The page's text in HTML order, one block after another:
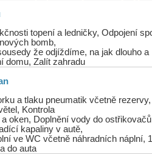
topení a ledničky, Odpojení
bomb,
že odjíždíme, na jak dlouho
domu, Zalít zahradu
a tlaku pneumatik včetně
Kontrola
oken, Doplnění vody do
kapaliny v autě,
ve WC včetně náhradních náplní,
do auta